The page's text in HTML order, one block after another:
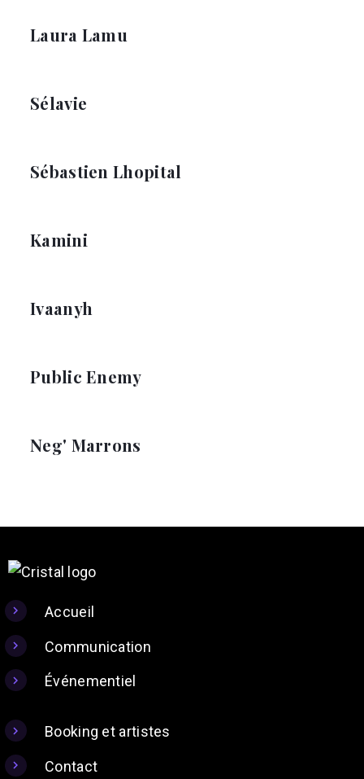
Laura Lamu
Sélavie
Sébastien Lhopital
Kamini
Ivaanyh
Public Enemy
Neg' Marrons
Accueil
Communication
Événementiel
Booking et artistes
Contact